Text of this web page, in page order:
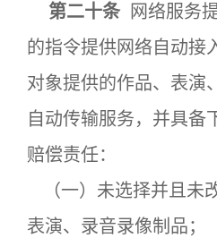
第二十条 网络服务
的指令提供网络自动接
对象提供的作品、表演
自动传输服务，并具备
赔偿责任：
（一）未选择并且未
表演、录音录像制品；